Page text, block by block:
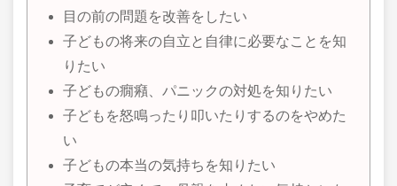
目の前の問題を改善をしたい
子どもの将来の自立と自律に必要なことを知
りたい
子どもの癇癪、パニックの対処を知りたい
子どもを怒鳴ったり叩いたりするのをやめた
い
子どもの本当の気持ちを知りたい